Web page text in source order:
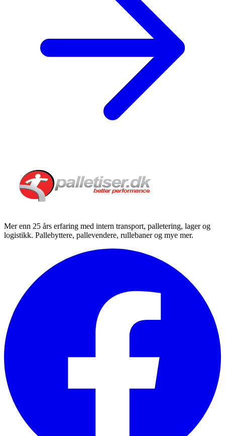
Mer enn 25 års erfaring med intern transport, palletering, lager og
logistikk. Pallebyttere, pallevendere, rullebaner og mye mer.